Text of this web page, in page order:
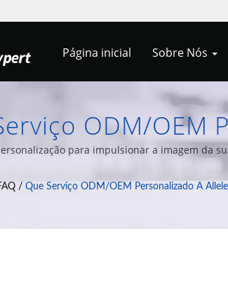
Página inicial Sobre Nós
ODM/OEM
Client, All-In-
De
Clients E
para impulsionar a imagem da
Embutidos e uma ampla variedade de
/ Que Serviço ODM/OEM Personalizado A